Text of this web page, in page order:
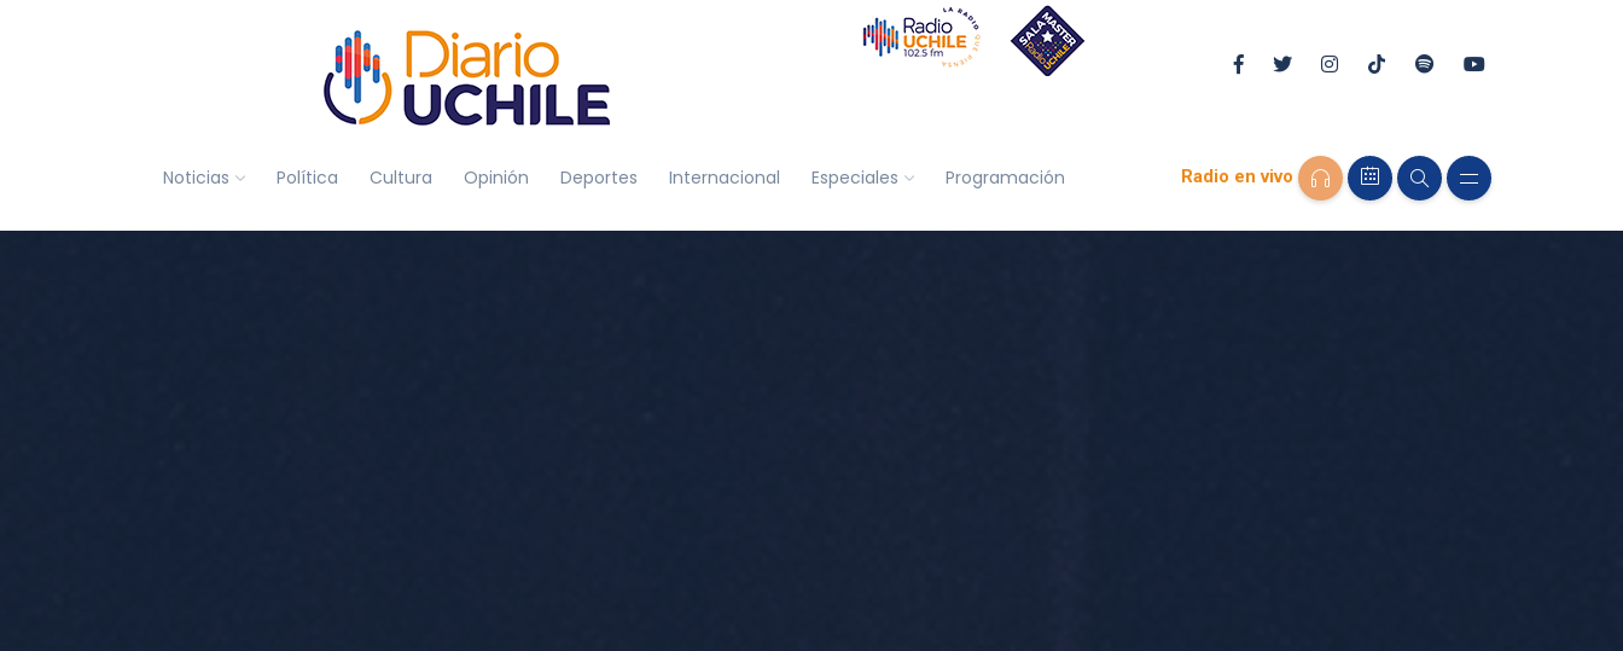
Noticias Política Cultura Opinión Deportes Internacional Especiales Programación Radio en vivo